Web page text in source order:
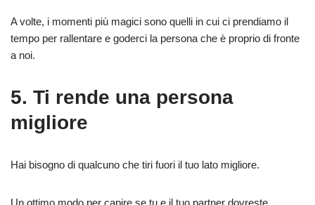
A volte, i momenti più magici sono quelli in cui ci prendiamo il
tempo per rallentare e goderci la persona che è proprio di fronte
a noi.
5. Ti rende una persona
migliore
Hai bisogno di qualcuno che tiri fuori il tuo lato migliore.
Un ottimo modo per capire se tu e il tuo partner dovreste